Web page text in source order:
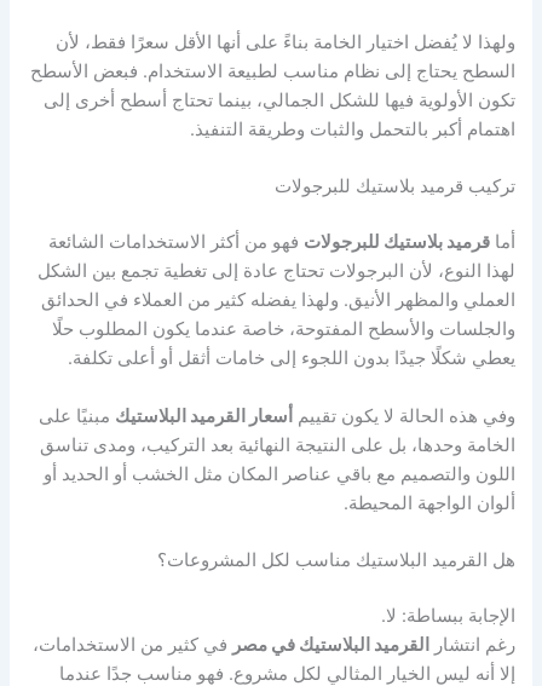
ولهذا لا يُفضل اختيار الخامة بناءً على أنها الأقل سعرًا فقط، لأن
السطح يحتاج إلى نظام مناسب لطبيعة الاستخدام. فبعض الأسطح
تكون الأولوية فيها للشكل الجمالي، بينما تحتاج أسطح أخرى إلى
اهتمام أكبر بالتحمل والثبات وطريقة التنفيذ.
تركيب قرميد بلاستيك للبرجولات
أماقرميد بلاستيك للبرجولات فهو من أكثر الاستخدامات الشائعة
لهذا النوع، لأن البرجولات تحتاج عادة إلى تغطية تجمع بين الشكل
العملي والمظهر الأنيق. ولهذا يفضله كثير من العملاء في الحدائق
والجلسات والأسطح المفتوحة، خاصة عندما يكون المطلوب حلًا
يعطي شكلًا جيدًا بدون اللجوء إلى خامات أثقل أو أعلى تكلفة.
وفي هذه الحالة لا يكون تقييم أسعار القرميد البلاستيك مبنيًا على
الخامة وحدها، بل على النتيجة النهائية بعد التركيب، ومدى تناسق
اللون والتصميم مع باقي عناصر المكان مثل الخشب أو الحديد أو
ألوان الواجهة المحيطة.
هل القرميد البلاستيك مناسب لكل المشروعات؟
الإجابة ببساطة: لا.
رغم انتشار
القرميد البلاستيك في مصر في كثير من الاستخدامات،
إلا أنه ليس الخيار المثالي لكل مشروع. فهو مناسب جدًا عندما